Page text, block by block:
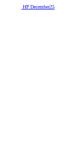
HP.December25